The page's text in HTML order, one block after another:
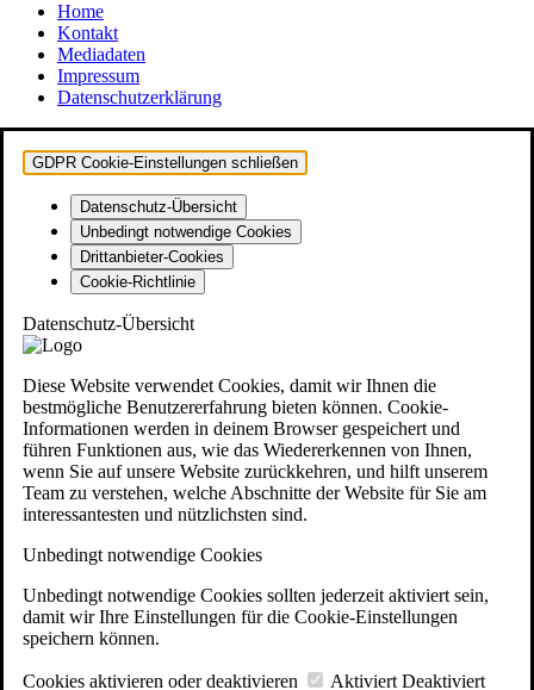
Home
Kontakt
Mediadaten
Impressum
Datenschutzerklärung
GDPR Cookie-Einstellungen schließen
Datenschutz-Übersicht
Unbedingt notwendige Cookies
Drittanbieter-Cookies
Cookie-Richtlinie
Datenschutz-Übersicht
Diese Website verwendet Cookies, damit wir Ihnen die
bestmögliche Benutzererfahrung bieten können. Cookie-
Informationen werden in deinem Browser gespeichert und
führen Funktionen aus, wie das Wiedererkennen von Ihnen,
wenn Sie auf unsere Website zurückkehren, und hilft unserem
Team zu verstehen, welche Abschnitte der Website für Sie am
interessantesten und nützlichsten sind.
Unbedingt notwendige Cookies
Unbedingt notwendige Cookies sollten jederzeit aktiviert sein,
damit wir Ihre Einstellungen für die Cookie-Einstellungen
speichern können.
Cookies aktivieren oder deaktivieren Aktiviert Deaktiviert